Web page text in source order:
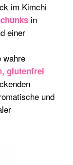
im Kimchi
in
einer
wahre
, glutenfrei
und